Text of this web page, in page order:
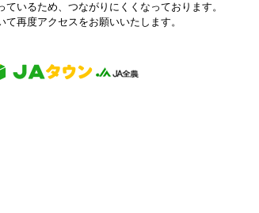
ているため、つながりにくくなっております。
て再度アクセスをお願いいたします。